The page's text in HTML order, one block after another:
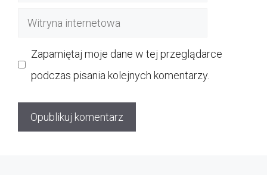
Witryna
Zapamiętaj moje dane w tej przeglądarce
podczas pisania kolejnych komentarzy.